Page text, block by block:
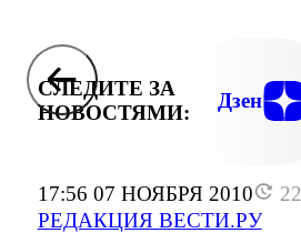
17:56 07 НОЯБРЯ 2010
РЕДАКЦИЯ ВЕСТИ.РУ
СЛЕДИТЕ ЗА
НОВОСТЯМИ:
Дзен